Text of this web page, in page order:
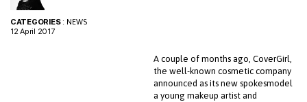
CATEGORIES: NEWS
12 April 2017
A couple of months ago, CoverGirl,
the well-known cosmetic company
announced as its new spokesmodel
a young makeup artist and